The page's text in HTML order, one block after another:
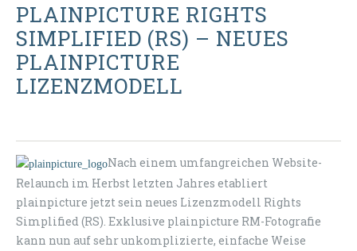
PLAINPICTURE RIGHTS
SIMPLIFIED (RS) – NEUES
PLAINPICTURE
LIZENZMODELL
Nach einem umfangreichen Website-
Relaunch im Herbst letzten Jahres etabliert
plainpicture jetzt sein neues Lizenzmodell Rights
Simplified (RS). Exklusive plainpicture RM-Fotografie
kann nun auf sehr unkomplizierte, einfache Weise